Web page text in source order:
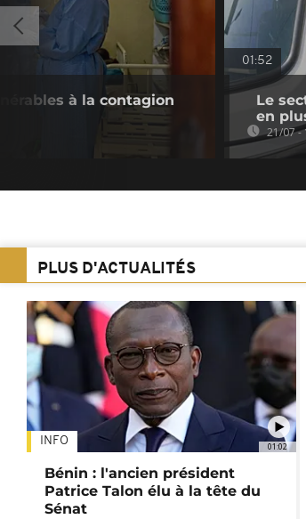
à la contagion
01:52
Le
en
21/07 -
PLUS D'ACTUALITÉS
01:02
INFO
Bénin : l'ancien président
Patrice Talon élu à la tête du
Sénat